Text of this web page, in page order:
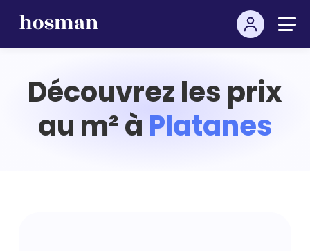
Découvrez les prix
au m² à Platanes